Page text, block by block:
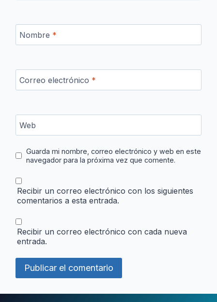
Nombre *
Correo electrónico *
Web
Guarda mi nombre, correo electrónico y web en este
navegador para la próxima vez que comente.
Recibir un correo electrónico con los siguientes
comentarios a esta entrada.
Recibir un correo electrónico con cada nueva
entrada.